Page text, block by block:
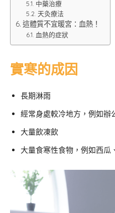
中藥治療
天灸療法
這體質不宜暖宮：血熱！
血熱的症狀
實寒的成因
長期淋雨
經常身處較冷地方，例如辦
大量飲凍飲
大量食寒性食物，例如西瓜